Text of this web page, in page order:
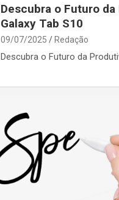
Descubra o Futuro
Galaxy Tab S10
09/07/2025 Redação
Descubra o Futuro da